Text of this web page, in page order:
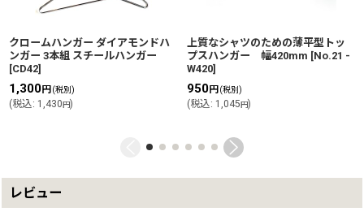
クロームハンガー ダイアモンドハ
ンガー 3本組 スチールハンガー
[CD42]
1,300円 (税別)
(税込: 1,430円)
上質なシャツのための薄平型トッ
プスハンガー 幅420mm [No.21 -
W420]
950円 (税別)
(税込: 1,045円)
レビュー